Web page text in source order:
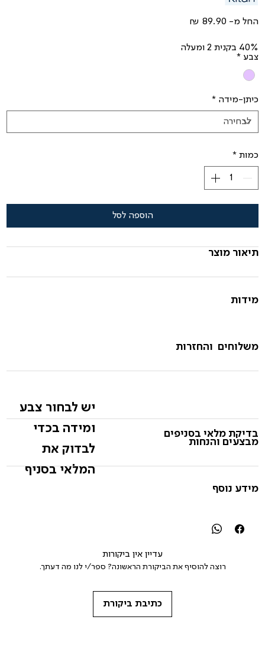
החל מ-
40% בקנית 2 ומעלה
צבע *
כיתן-מידה *
כמות *
הוספה לסל
תיאור מוצר
מידות
משלוחים והחזרות
יש לבחור צבע
ומידה בכדי
לבדוק את
המלאי בסניף
בדיקת מלאי בסניפים
מבצעים והנחות
מידע נוסף
עדיין אין ביקורות
רוצה להוסיף את הביקורת הראשונה? ספר/י לנו מה דעתך.
כתיבת ביקורת